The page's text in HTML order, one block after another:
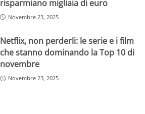
risparmiano migliaia di euro
Novembre 23, 2025
Netflix, non perderli: le serie e i film
che stanno dominando la Top 10 di
novembre
Novembre 23, 2025